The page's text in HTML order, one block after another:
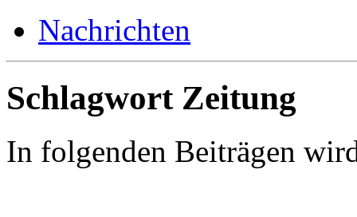
Nachrichten
Schlagwort Zeitung
In folgenden Beiträgen